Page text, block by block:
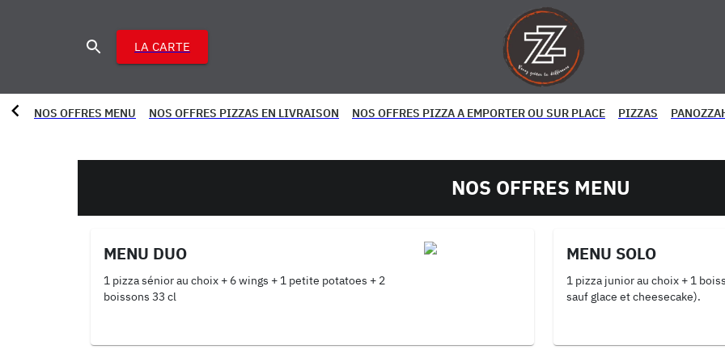
LA CARTE
NOS OFFRES MENU NOS OFFRES PIZZAS EN LIVRAISON NOS OFFRES PIZZA A EMPORTER OU SUR PLACE PIZZAS
NOS OFFRES MENU
MENU DUO
1 pizza sénior au choix + 6 wings + 1 petite potatoes + 2
boissons 33 cl
MENU SOLO
1 pizza junior au choix + 1
sauf glace et cheesecake).